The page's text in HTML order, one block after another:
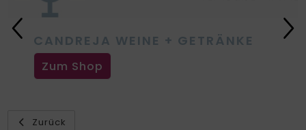
CANDREJA WEINE + GETRÄNKE
Zum Shop
Previous
Zurück